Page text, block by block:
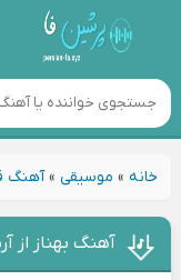
خانه» موسیقی»آهنگ
آهنگ بهناز از